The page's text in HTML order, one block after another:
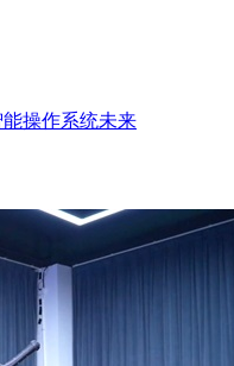
操作系统未来